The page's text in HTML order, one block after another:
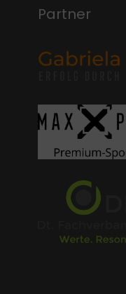
Partner